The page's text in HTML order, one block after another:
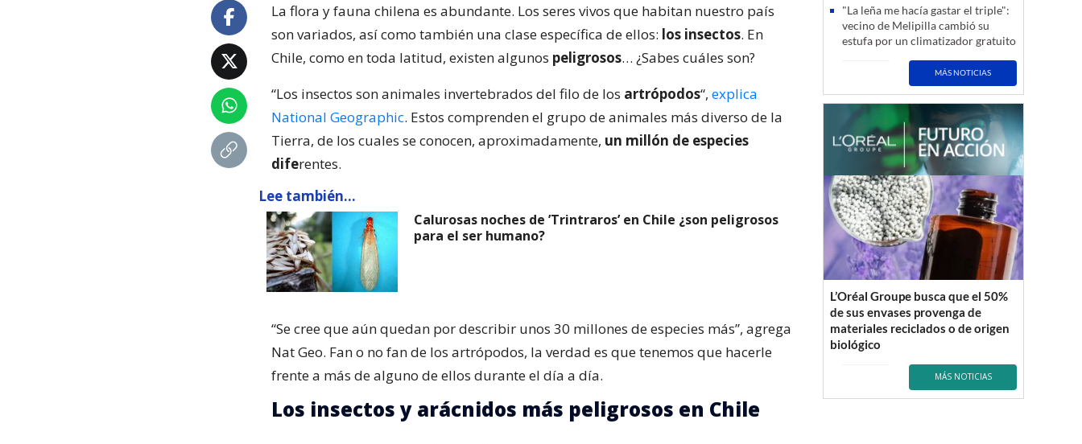
La flora y fauna chilena es abundante. Los seres vivos que habitan nuestro país
son variados, así como también una clase específica de ellos: los insectos. En
Chile, como en toda latitud, existen algunos peligrosos… ¿Sabes cuáles son?
“Los insectos son animales invertebrados del filo de los artrópodos“, explica
National Geographic. Estos comprenden el grupo de animales más diverso de la
Tierra, de los cuales se conocen, aproximadamente, un millón de especies
diferentes.
Lee también...
Calurosas noches de ’Trintraros’ en Chile ¿son peligrosos
para el ser humano?
“Se cree que aún quedan por describir unos 30 millones de especies más”, agrega
Nat Geo. Fan o no fan de los artrópodos, la verdad es que tenemos que hacerle
frente a más de alguno de ellos durante el día a día.
Los insectos y arácnidos más peligrosos en Chile
"La leña me hacía gastar el triple":
vecino de Melipilla cambió su
estufa por un climatizador gratuito
MÁS NOTICIAS
L’Oréal Groupe busca que el 50%
de sus envases provenga de
materiales reciclados o de origen
biológico
MÁS NOTICIAS